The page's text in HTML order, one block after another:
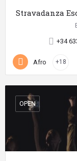
Stravadanza
+34
Afro +18
OPEN